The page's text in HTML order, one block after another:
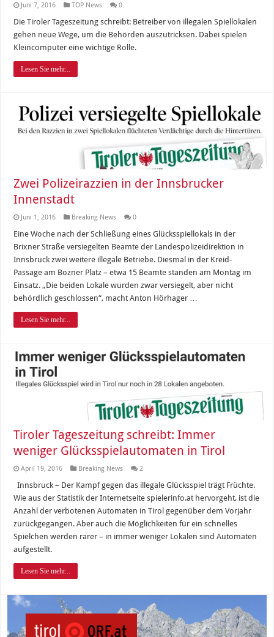
Juni 7, 2016 TOP News 0
Die Tiroler Tageszeitung schreibt: Betreiber von illegalen Spiellokalen
gehen neue Wege, um die Behörden auszutricksen. Dabei spielen
Kleincomputer eine wichtige Rolle.
Lesen Sie mehr...
Zwei Polizeirazzien in der Innsbrucker
Innenstadt
Juni 1, 2016 Breaking News 0
Eine Woche nach der Schließung eines Glücksspiellokals in der
Brixner Straße versiegelten Beamte der Landespolizeidirektion in
Innsbruck zwei weitere illegale Betriebe. Diesmal in der Kreid-
Passage am Bozner Platz – etwa 15 Beamte standen am Montag im
Einsatz. „Die beiden Lokale wurden zwar versiegelt, aber nicht
behördlich geschlossen“, macht Anton Hörhager …
Lesen Sie mehr...
Tiroler Tageszeitung schreibt: Immer
weniger Glücksspielautomaten in Tirol
April 19, 2016 Breaking News 2
Innsbruck – Der Kampf gegen das illegale Glücksspiel trägt Früchte.
Wie aus der Statistik der Internetseite spielerinfo.at hervorgeht, ist die
Anzahl der verbotenen Automaten in Tirol gegenüber dem Vorjahr
zurückgegangen. Aber auch die Möglichkeiten für ein schnelles
Spielchen werden rarer – in immer weniger Lokalen sind Automaten
aufgestellt.
Lesen Sie mehr...